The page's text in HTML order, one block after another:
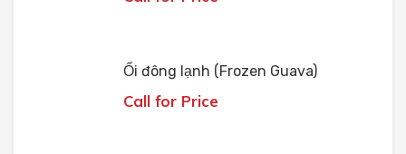
Ổi đông lạnh (Frozen Guava)
Call for Price